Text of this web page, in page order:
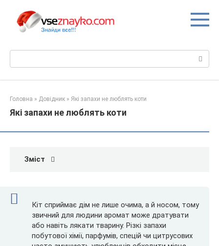
вмісту
Головна » Довідник » Які запахи не люблять коти
Які запахи не люблять коти
Зміст
Кіт сприймає дім не лише очима, а й носом, тому
звичний для людини аромат може дратувати
або навіть лякати тварину. Різкі запахи
побутової хімії, парфумів, спецій чи цитрусових